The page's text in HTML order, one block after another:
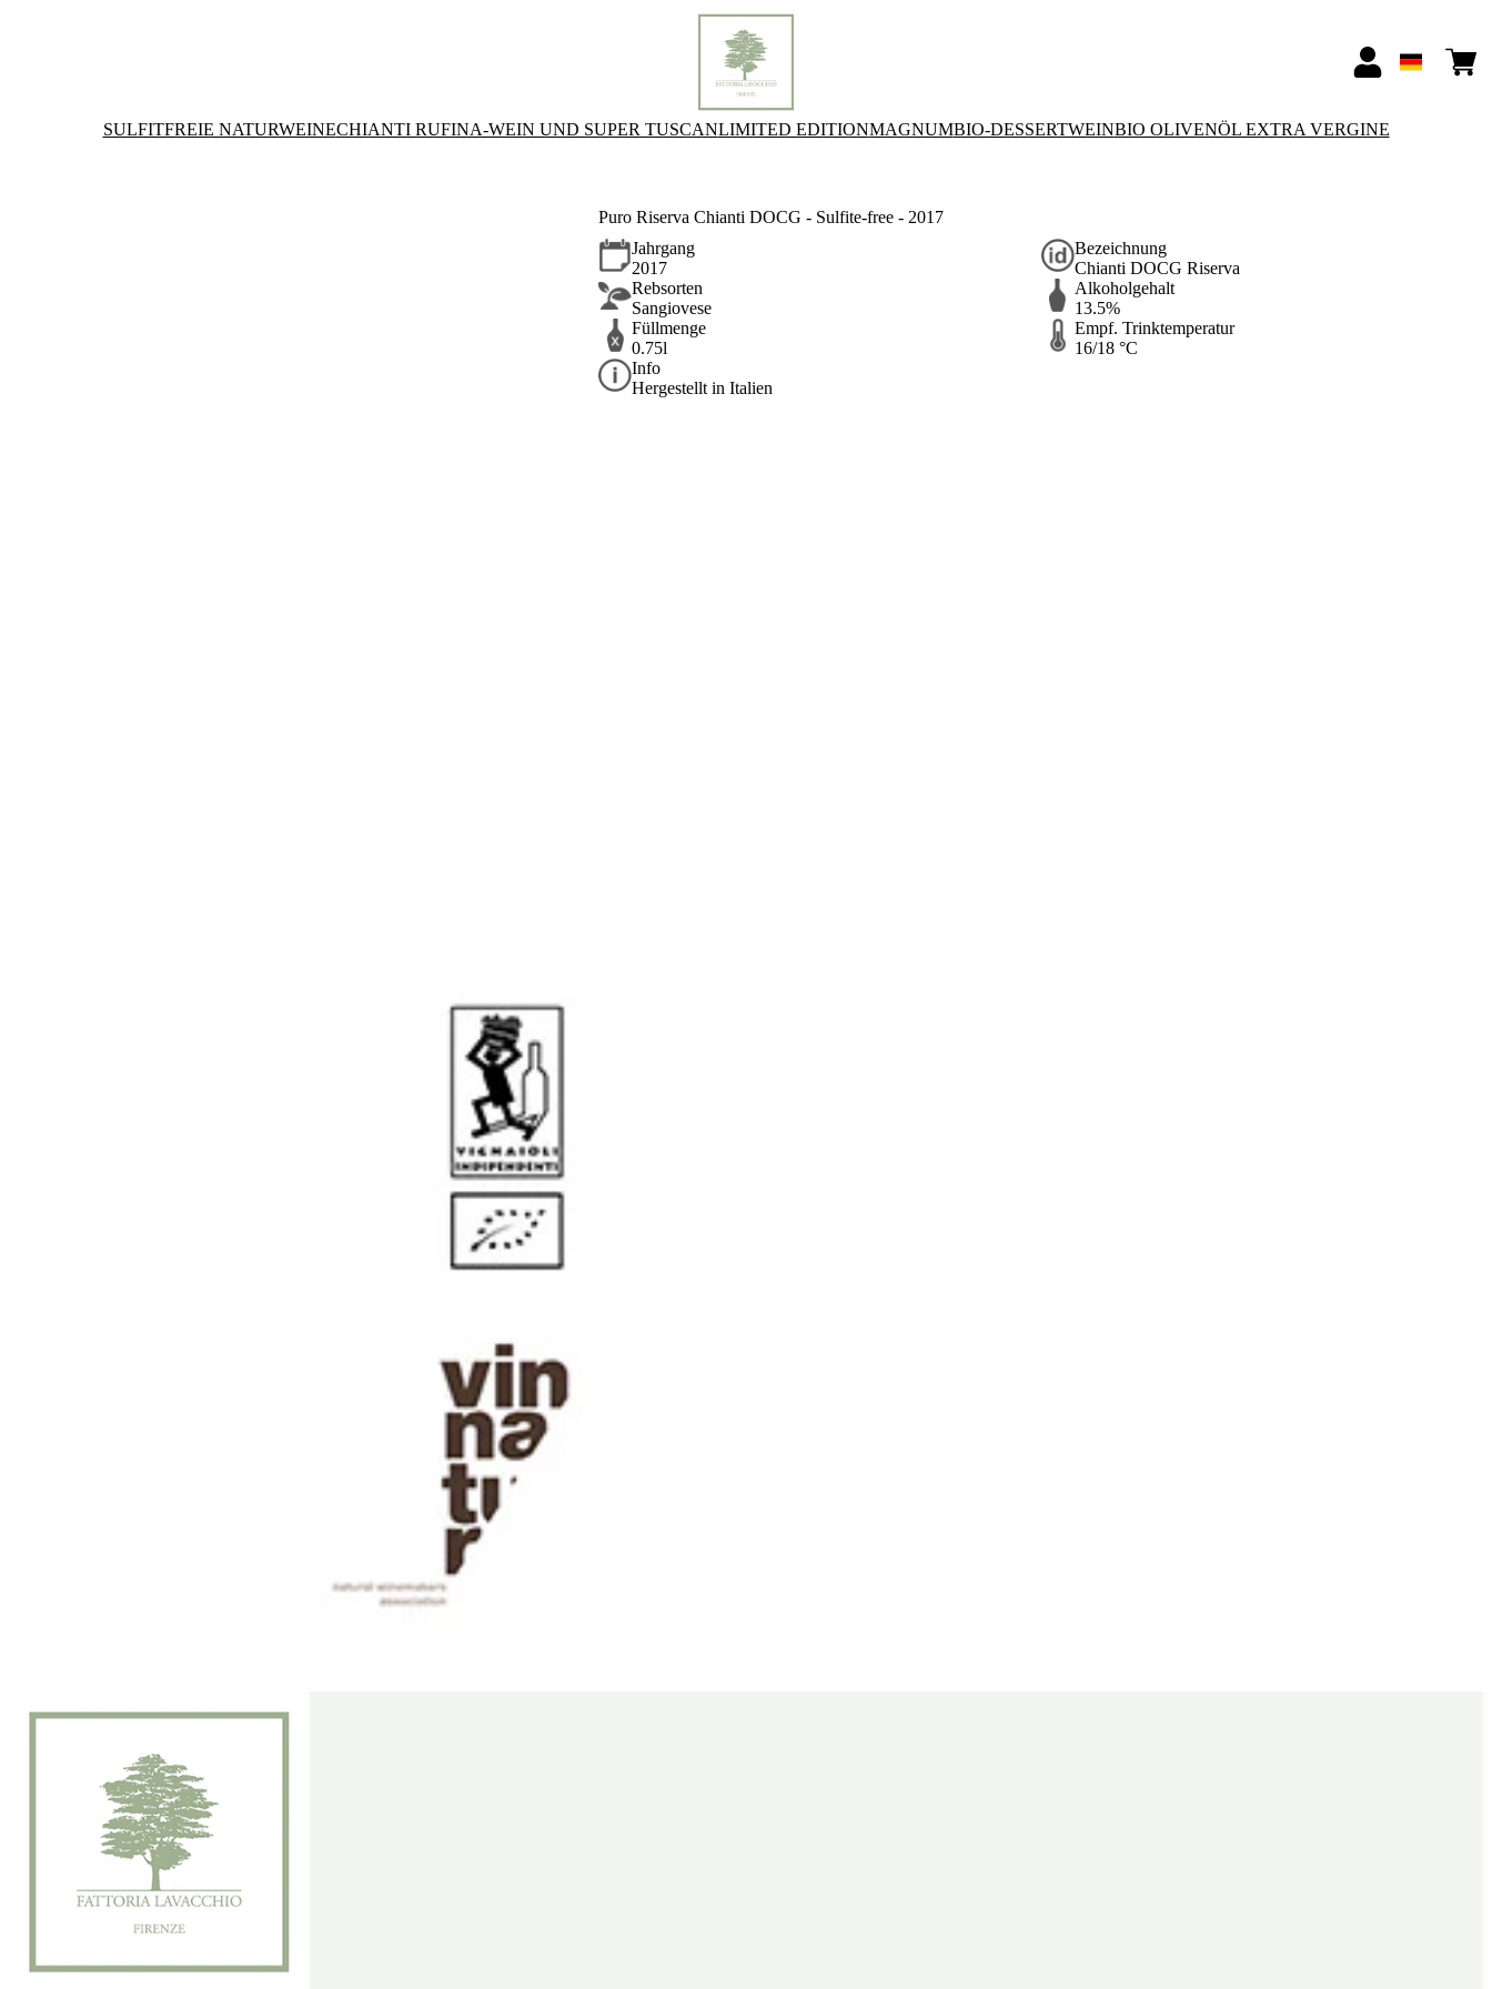
SULFITFREIE NATURWEINECHIANTI RUFINA-WEIN UND SUPER TUSCANLIMITED EDITIONMAGNUMBIO-DESSERTWEINBIO OLIVENÖL EXTRA VERGINE
Puro Riserva Chianti DOCG - Sulfite-free - 2017
Jahrgang
2017
Bezeichnung
Chianti DOCG Riserva
Rebsorten
Sangiovese
Alkoholgehalt
13.5%
Füllmenge
0.75l
Empf. Trinktemperatur
16/18 °C
Info
Hergestellt in Italien